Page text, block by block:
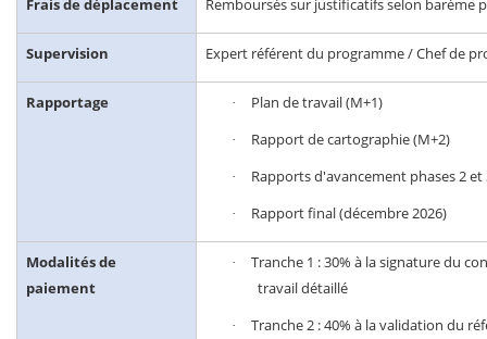
Frais de déplacement Remboursés sur justificatifs selon barème
Supervision Expert référent du programme / Chef de
Rapportage · Plan de travail (M+1)
· Rapport de cartographie (M+2)
· Rapports d'avancement phases 2 et
· Rapport final (décembre 2026)
Modalités de
paiement
·
Tranche 1 : 30% à la signature du
travail détaillé
·
Tranche 2 : 40% à la validation du